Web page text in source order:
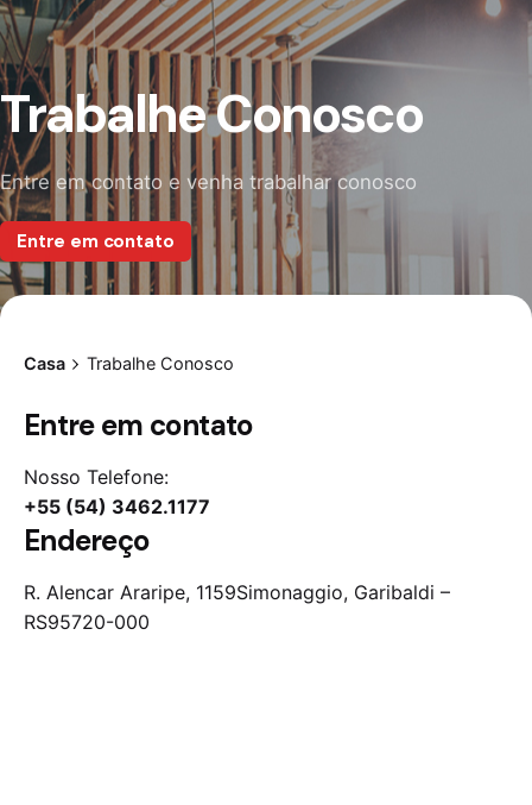
Trabalhe Conosco
Entre em contato e venha trabalhar conosco
Entre em contato
Casa Trabalhe Conosco
Entre em contato
Nosso Telefone:
+55 (54) 3462.1177
Endereço
R. Alencar Araripe, 1159Simonaggio, Garibaldi –
RS95720-000